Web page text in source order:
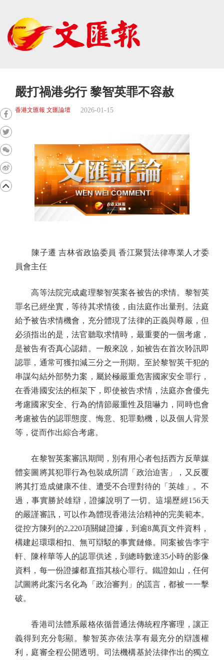
嚴打禍港劣行 黎智英罪不容赦
香港文匯報 文匯論壇 2026-01-15
陳子遷 吉林省政協委員 香江聚賢法律專業人才委
員會主任
高等法院完成處理黎智英案各被告的求情。黎智英
罪名已經坐實，等待其求情後，由法庭作出量刑。法庭
給予被告求情機會，充分體現了法律的正義與尊嚴，但
必須指出的是，法官聽取求情時，最重要的一個考慮，
是被告有否真心認錯。一般來說，如被告在首次聆訊即
認罪，通常可獲扣減三分之一刑期。至於黎智英干犯的
串謀勾結外部勢力案，屬於極嚴重危害國家安全罪行，
在香港國安法的框架下，即使被告求情，法庭亦會優先
考慮國家安全、行為的情節嚴重性及阻嚇力，同時也會
考慮被告的認罪態度、悔意、犯罪動機，以及個人背景
等，從而作出綜合考慮。
在黎智英案審訊期間，別有用心者包括西方反華媒
體妄圖將其犯罪行為包裝成所謂「政治迫害」，又反覆
將其打造成健康不佳、遭受不合理對待的「英雄」。不
過，事實勝於雄辯，證據說明了一切。這場歷經156天
的嚴謹審訊，可以作為體現香港法治精神的完美範本。
從控方陳列的2,220項關鍵證據，到逾8萬頁文件資料，
構建起環環相扣、無可辯駁的事實鏈條。同案被告李宇
軒、陳梓華等人的認罪供述，到總時數達35小時的影像
資料，每一份證據都直指其核心罪行。鐵證如山，任何
試圖將此案污名化為「政治審判」的謊言，都被一一擊
破。
香港司法體系嚴格依循普通法傳統程序審理，讓正
義得到充分彰顯。黎智英亦依法享有最充分的辯護權
利，庭審全程公開透明。司法機構基於法律作出的獨立